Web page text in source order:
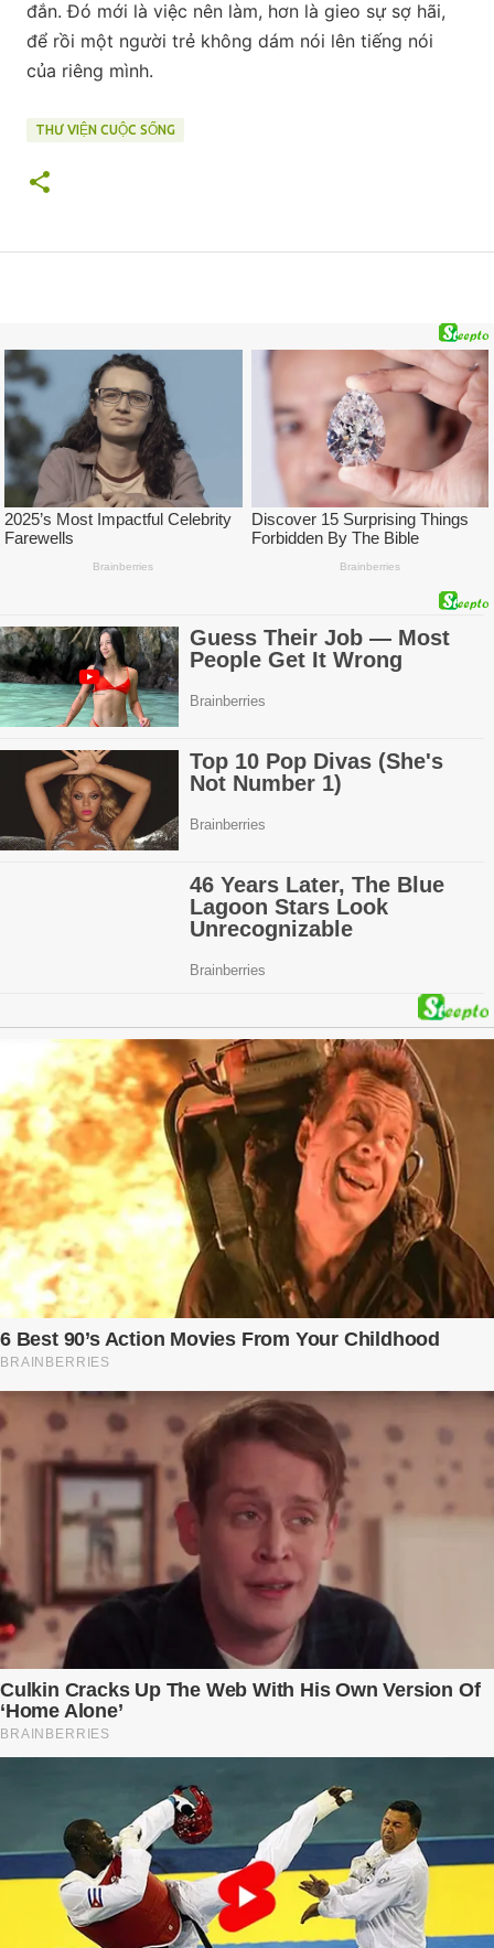
đắn. Đó mới là việc nên làm, hơn là gieo sự sợ hãi,
để rồi một người trẻ không dám nói lên tiếng nói
của riêng mình.
THƯ VIỆN CUỘC SỐNG